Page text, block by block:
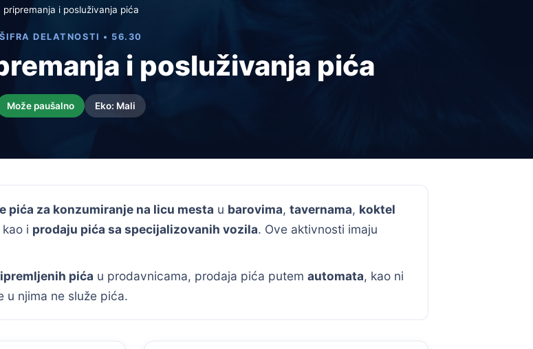
pripremanja i posluživanja pića
ŠIFRA DELATNOSTI • 56.30
i posluživanja pića
Može paušalno Eko: Mali
pića za konzumiranje na licu mesta u barovima, tavernama, koktel
kao i prodaju pića sa specijalizovanih vozila. Ove aktivnosti imaju
pića u prodavnicama, prodaja pića putem automata, kao ni
u njima ne služe pića.